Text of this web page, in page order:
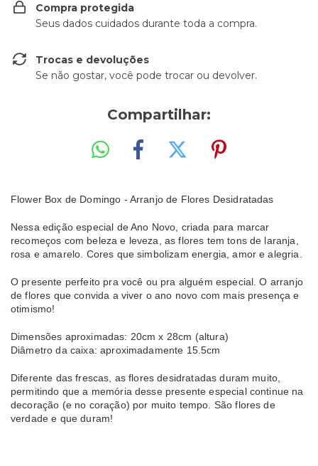
Compra protegida
Seus dados cuidados durante toda a compra.
Trocas e devoluções
Se não gostar, você pode trocar ou devolver.
Compartilhar:
Flower Box de Domingo - Arranjo de Flores Desidratadas
Nessa edição especial de Ano Novo, criada para marcar
recomeços com beleza e leveza, as flores tem tons de laranja,
rosa e amarelo. Cores que simbolizam energia, amor e alegria.
O presente perfeito pra você ou pra alguém especial. O arranjo
de flores que convida a viver o ano novo com mais presença e
otimismo!
Dimensões aproximadas: 20cm x 28cm (altura)
Diâmetro da caixa: aproximadamente 15.5cm
Diferente das frescas, as flores desidratadas duram muito,
permitindo que a memória desse presente especial continue na
decoração (e no coração) por muito tempo. São flores de
verdade e que duram!